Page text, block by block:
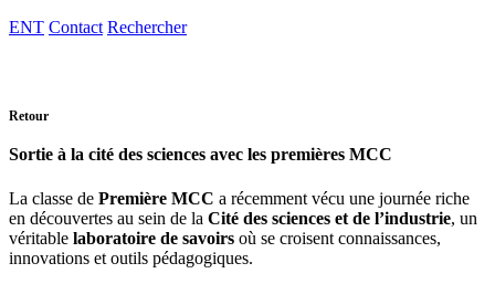
ENT Contact Rechercher
Retour
Sortie à la cité des sciences avec les premières MCC
La classe de Première MCC a récemment vécu une journée riche
en découvertes au sein de la Cité des sciences et de l’industrie, un
véritable laboratoire de savoirs où se croisent connaissances,
innovations et outils pédagogiques.